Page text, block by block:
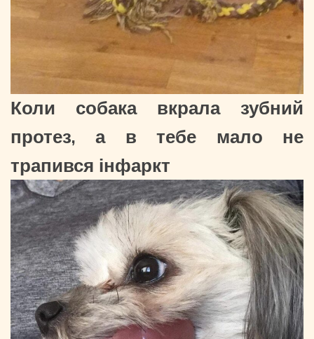
Коли собака вкрала зубний
протез, а в тебе мало не
трапився інфаркт